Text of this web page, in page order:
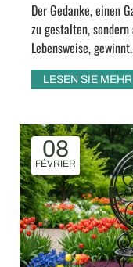
Der Gedanke, einen
zu gestalten,
Lebensweise,
LESEN SIE MEHR
08
FÉVRIER